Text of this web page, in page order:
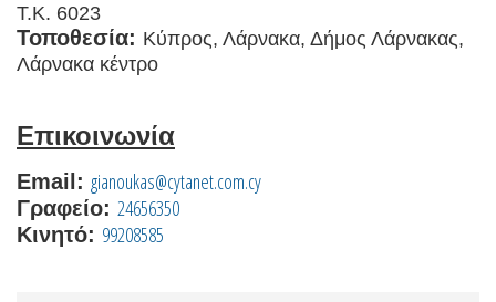
Τ.Κ. 6023
Τοποθεσία: Κύπρος, Λάρνακα, Δήμος Λάρνακας,
Λάρνακα κέντρο
Επικοινωνία
Email: gianoukas@cytanet.com.cy
Γραφείο: 24656350
Κινητό: 99208585